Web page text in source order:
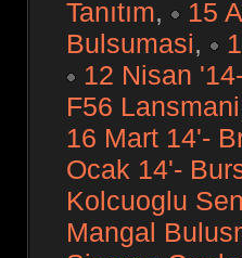
Tanıtım,
15
Bulsumasi,
12 Nisan
F56 Lansmani
16 Mart 14'-
Ocak 14'-
Kolcuoglu
Mangal